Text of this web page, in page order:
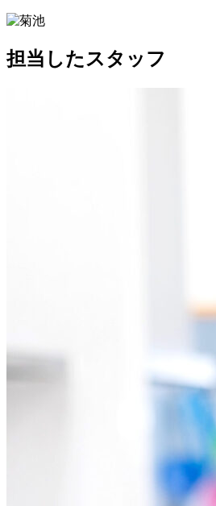
担当したスタッフ